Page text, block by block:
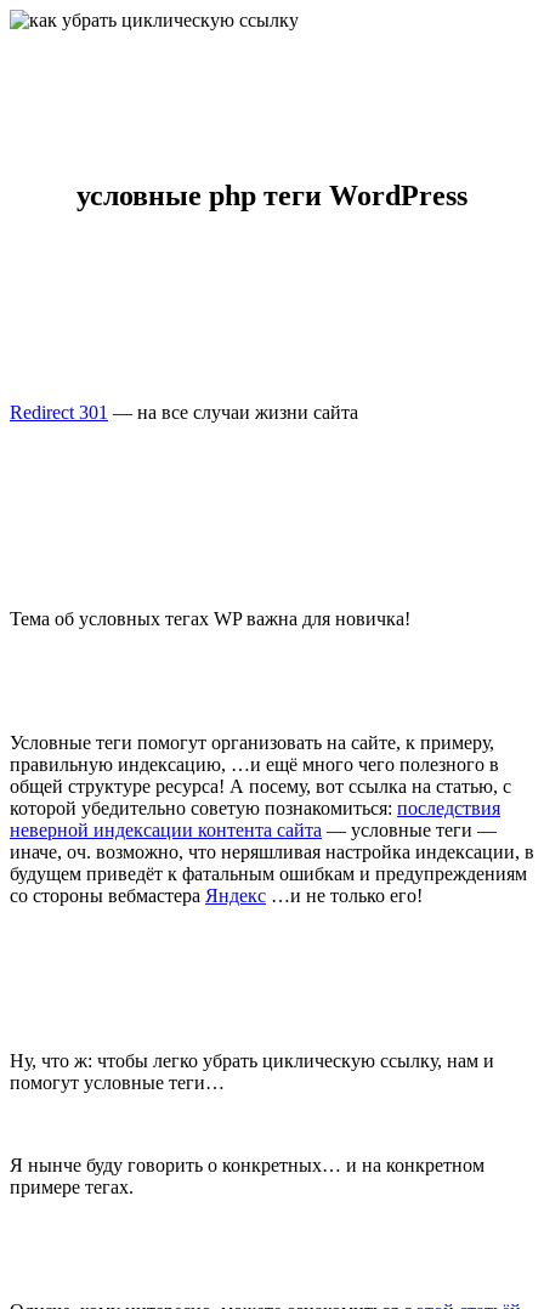
условные php теги WordPress
Redirect 301 — на все случаи жизни сайта
Тема об условных тегах WP важна для новичка!
Условные теги помогут организовать на сайте, к примеру,
правильную индексацию, …и ещё много чего полезного в
общей структуре ресурса! А посему, вот ссылка на статью, с
которой убедительно советую познакомиться: последствия
неверной индексации контента сайта — условные теги —
иначе, оч. возможно, что неряшливая настройка индексации, в
будущем приведёт к фатальным ошибкам и предупреждениям
со стороны вебмастера Яндекс …и не только его!
Ну, что ж: чтобы легко убрать циклическую ссылку, нам и
помогут условные теги…
Я нынче буду говорить о конкретных… и на конкретном
примере тегах.